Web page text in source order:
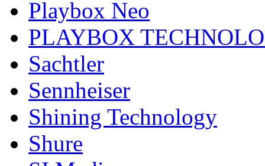
Playbox Neo
PLAYBOX
Sachtler
Sennheiser
Shining Technology
Shure